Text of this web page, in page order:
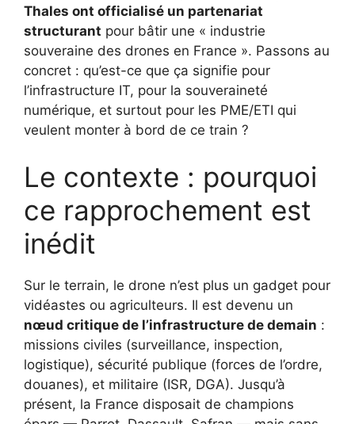
Thales ont officialisé un partenariat
structurant pour bâtir une « industrie
souveraine des drones en France ». Passons au
concret : qu’est-ce que ça signifie pour
l’infrastructure IT, pour la souveraineté
numérique, et surtout pour les PME/ETI qui
veulent monter à bord de ce train ?
Le contexte : pourquoi
ce rapprochement est
inédit
Sur le terrain, le drone n’est plus un gadget pour
vidéastes ou agriculteurs. Il est devenu un
nœud critique de l’infrastructure de demain :
missions civiles (surveillance, inspection,
logistique), sécurité publique (forces de l’ordre,
douanes), et militaire (ISR, DGA). Jusqu’à
présent, la France disposait de champions